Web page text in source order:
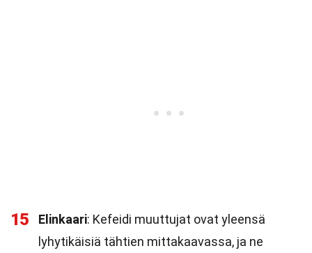
15 Elinkaari: Kefeidi muuttujat ovat yleensä
lyhytikäisiä tähtien mittakaavassa, ja ne